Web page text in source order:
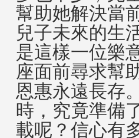
幫助她解決當
兒子未來的生
是這樣一位樂
座面前尋求幫
恩惠永遠長存
時，究竟準備
載呢？信心有